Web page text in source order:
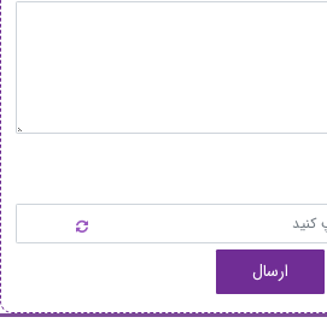
ارسال